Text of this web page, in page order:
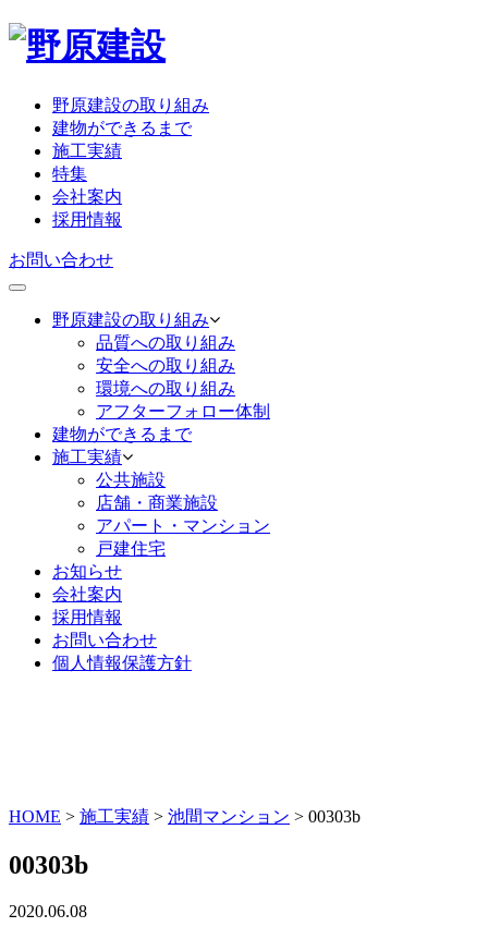
野原建設の取り組み
建物ができるまで
施工実績
特集
会社案内
採用情報
お問い合わせ
野原建設の取り組み
品質への取り組み
安全への取り組み
環境への取り組み
アフターフォロー体制
建物ができるまで
施工実績
公共施設
店舗・商業施設
アパート・マンション
戸建住宅
お知らせ
会社案内
採用情報
お問い合わせ
個人情報保護方針
HOME > 施工実績 > 池間マンション > 00303b
00303b
2020.06.08